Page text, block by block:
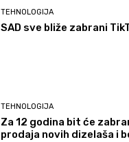
TEHNOLOGIJA
SAD sve bliže zabrani
TEHNOLOGIJA
Za 12 godina bit će
prodaja novih dizelaša i